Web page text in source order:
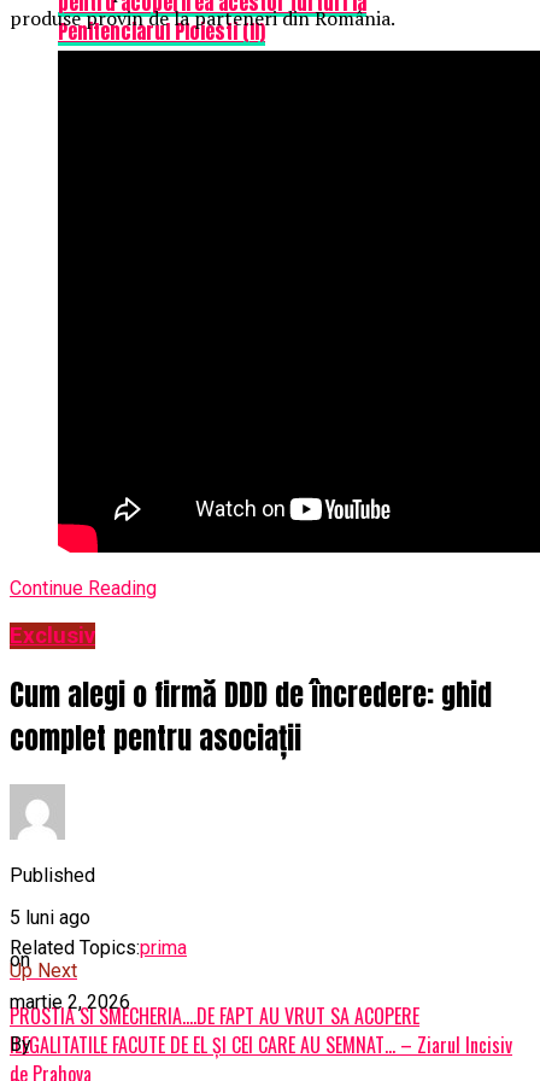
Penitenciarul Ploiesti (II)
Related Topics:prima
Up Next
PROSTIA SI SMECHERIA….DE FAPT AU VRUT SA ACOPERE
ILEGALITATILE FACUTE DE EL ȘI CEI CARE AU SEMNAT… – Ziarul Incisiv
de Prahova
produse provin de la parteneri din România.
Continue Reading
Exclusiv
Cum alegi o firmă DDD de încredere: ghid
complet pentru asociații
Published
5 luni ago
on
martie 2, 2026
By